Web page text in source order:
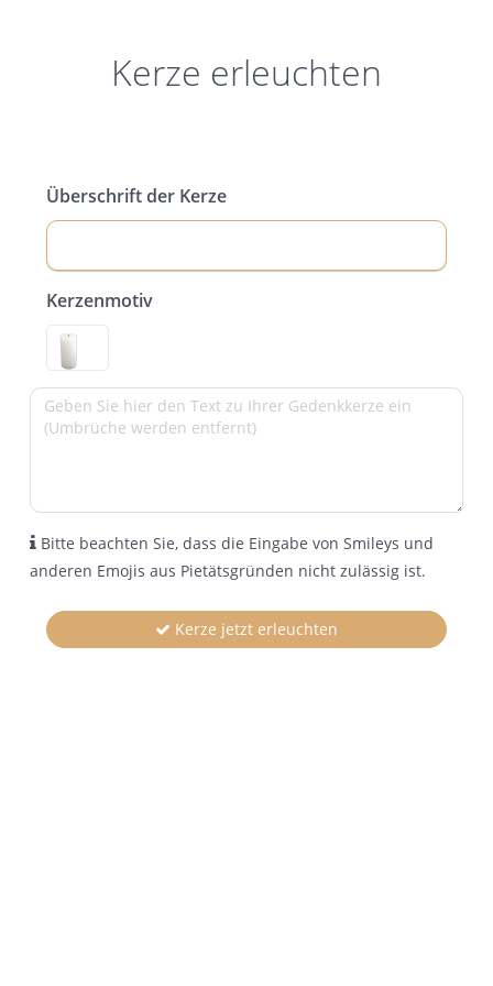
Kerze erleuchten
Überschrift der Kerze
Kerzenmotiv
Bitte beachten Sie, dass die Eingabe von Smileys und
anderen Emojis aus Pietätsgründen nicht zulässig ist.
Kerze jetzt erleuchten